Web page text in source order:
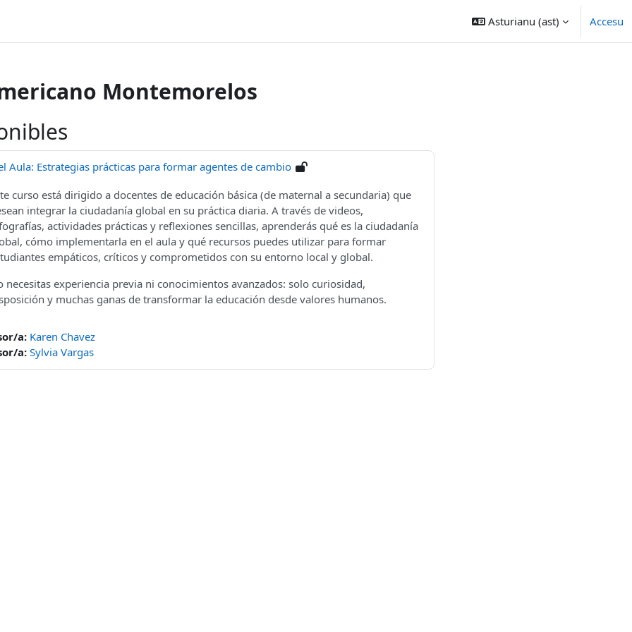
Asturianu ‎(ast)‎ Accesu
Montemorelos
Aula: Estrategias prácticas para formar agentes de cambio
curso está dirigido a docentes de educación básica (de maternal a secundaria) que
integrar la ciudadanía global en su práctica diaria. A través de videos,
actividades prácticas y reflexiones sencillas, aprenderás qué es la ciudadanía
cómo implementarla en el aula y qué recursos puedes utilizar para formar
empáticos, críticos y comprometidos con su entorno local y global.
necesitas experiencia previa ni conocimientos avanzados: solo curiosidad,
y muchas ganas de transformar la educación desde valores humanos.
a: Karen Chavez
a: Sylvia Vargas